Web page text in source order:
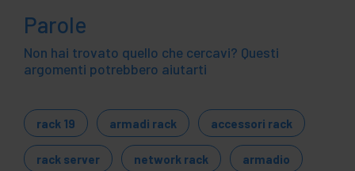
Parole
Non hai trovato quello che cercavi? Questi
argomenti potrebbero aiutarti
rack 19 armadi rack accessori rack
rack server network rack armadio